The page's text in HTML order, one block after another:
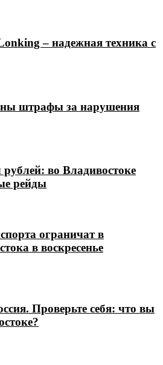
– надежная техника с
штрафы за нарушения
во Владивостоке
рейды
ограничат в
в воскресенье
Проверьте себя: что вы